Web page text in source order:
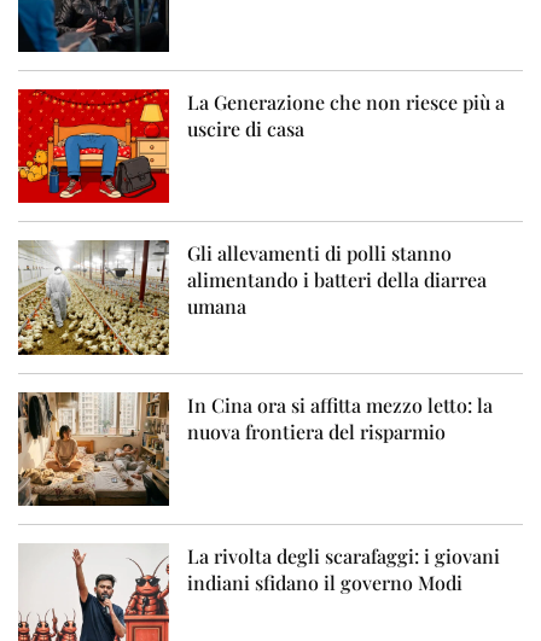
La Generazione che non riesce più a
uscire di casa
Gli allevamenti di polli stanno
alimentando i batteri della diarrea
umana
In Cina ora si affitta mezzo letto: la
nuova frontiera del risparmio
La rivolta degli scarafaggi: i giovani
indiani sfidano il governo Modi